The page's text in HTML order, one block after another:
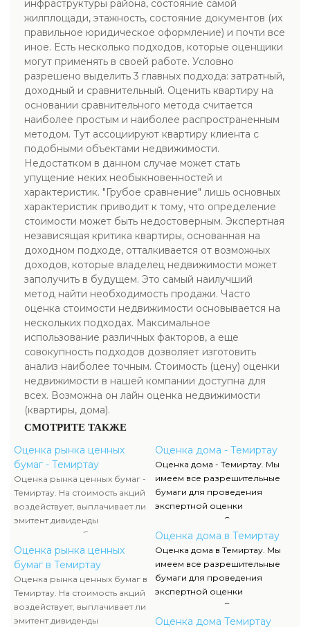
инфраструктуры района, состояние самой
жилплощади, этажность, состояние документов (их
правильное юридическое оформление) и почти все
иное. Есть несколько подходов, которые оценщики
могут применять в своей работе. Условно
разрешено выделить 3 главных подхода: затратный,
доходный и сравнительный. Оценить квартиру на
основании сравнительного метода считается
наиболее простым и наиболее распространенным
методом. Тут ассоциируют квартиру клиента с
подобными объектами недвижимости.
Недостатком в данном случае может стать
упущение неких необыкновенностей и
характеристик. "Грубое сравнение" лишь основных
характеристик приводит к тому, что определение
стоимости может быть недостоверным. Экспертная
независящая критика квартиры, основанная на
доходном подходе, отталкивается от возможных
доходов, которые владелец недвижимости может
заполучить в будущем. Это самый наилучший
метод найти необходимость продажи. Часто
оценка стоимости недвижимости основывается на
нескольких подходах. Максимальное
использование различных факторов, а еще
совокупность подходов дозволяет изготовить
анализ наиболее точным. Стоимость (цену) оценки
недвижимости в нашей компании доступна для
всех. Возможна он лайн оценка недвижимости
(квартиры, дома).
СМОТРИТЕ ТАКЖЕ
Оценка рынка ценных
бумаг - Темиртау
Оценка рынка ценных бумаг -
Темиртау. На стоимость акций
воздействует, выплачивает ли
эмитент дивиденды
акционерам либо проценты по
облигациям, какой размер
данных выплат. Определение
прибыльности акций считается
составляющей рыночной
стоимости и используется
оценщиком наряду с оценкой
Оценка рынка ценных
бумаг в Темиртау
Оценка рынка ценных бумаг в
Темиртау. На стоимость акций
воздействует, выплачивает ли
эмитент дивиденды
Оценка дома - Темиртау
Оценка дома - Темиртау. Мы
имеем все разрешительные
бумаги для проведения
экспертной оценки
недвижимости. Список данных
документов, их отображение и
сканы можно отыскать в
разделе нашего сайта.
Оценка дома в Темиртау
Оценка дома в Темиртау. Мы
имеем все разрешительные
бумаги для проведения
экспертной оценки
недвижимости. Список данных
документов, их отображение и
Оценка дома Темиртау